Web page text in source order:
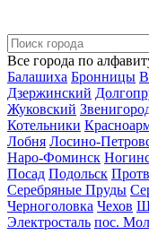
Все города по
Балашиха Бронницы
Дзержинский
Жуковский
Котельники
Лобня Лосино-
Наро-Фоминск
Посад Подольск
Серебряные Пруды
Черноголовка Чехов
Электросталь пос.